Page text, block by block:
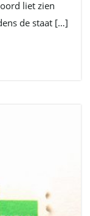
liet zien
de staat […]